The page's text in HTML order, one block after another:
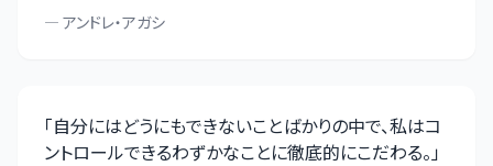
— アンドレ・アガシ
「自分にはどうにもできないことばかりの中で、私はコ
ントロールできるわずかなことに徹底的にこだわる。」